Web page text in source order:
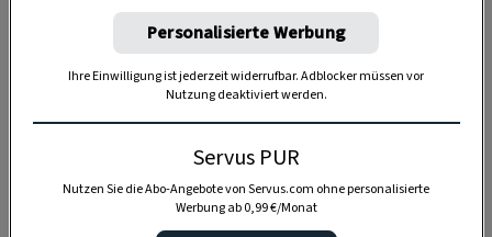
Zutaten
Butter
Personalisierte Werbung
Ihre Einwilligung ist jederzeit widerrufbar. Adblocker müssen vor
Nutzung deaktiviert werden.
Servus PUR
Nutzen Sie die Abo-Angebote von Servus.com ohne personalisierte
Werbung ab 0,99 €/Monat